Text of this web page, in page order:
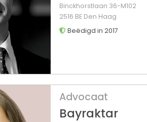
Binckhorstlaan 36-M102
2516 BE Den Haag
Beëdigd in 2017
Advocaat
Bayraktar